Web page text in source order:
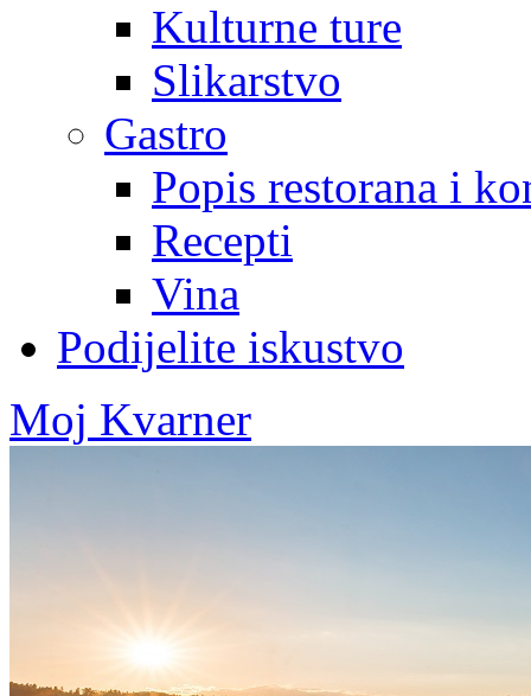
Kulturne ture
Slikarstvo
Gastro
Popis restorana i
Recepti
Vina
Podijelite iskustvo
Moj Kvarner